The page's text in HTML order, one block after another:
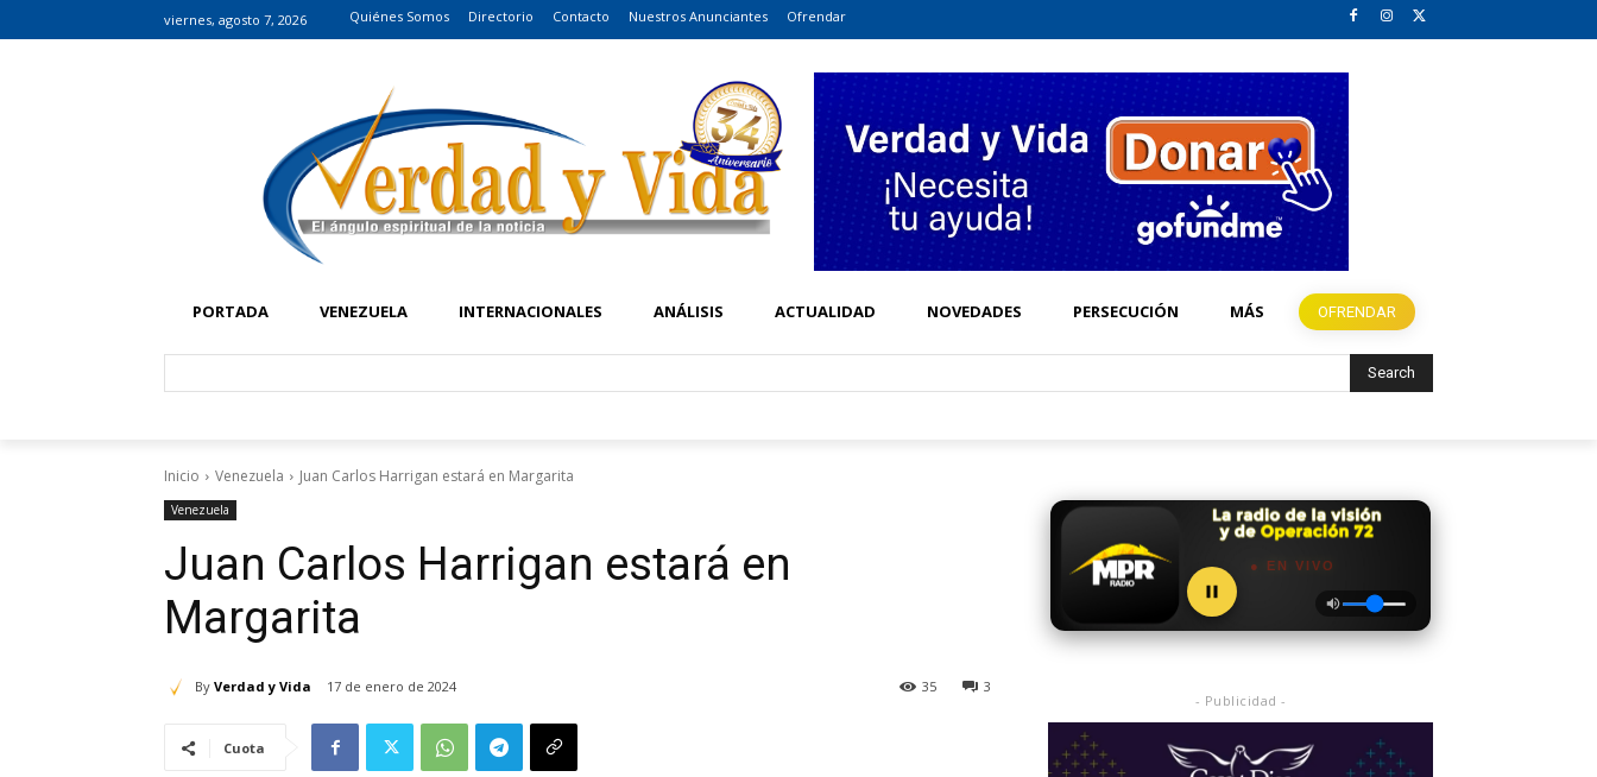
viernes, agosto 7, 2026 Quiénes Somos Directorio Contacto Nuestros Anunciantes Ofrendar
PORTADA VENEZUELA INTERNACIONALES ANÁLISIS ACTUALIDAD NOVEDADES PERSECUCIÓN MÁS OFRENDAR
Search
Inicio Venezuela Juan Carlos Harrigan estará en Margarita
Venezuela
Juan Carlos Harrigan estará en
Margarita
By Verdad y Vida 17 de enero de 2024 3
35
Cuota
● EN VIVO
- Publicidad -